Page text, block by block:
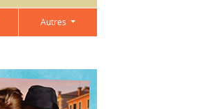
autres